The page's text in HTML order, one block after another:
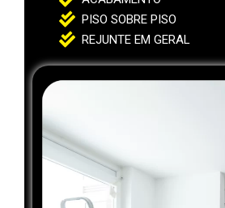
PISO SOBRE PISO
REJUNTE EM GERAL